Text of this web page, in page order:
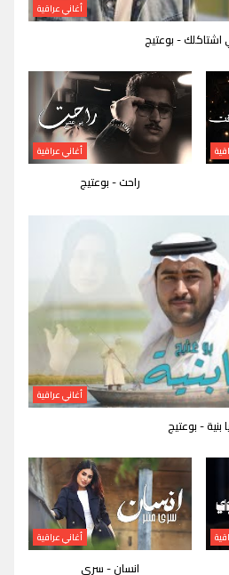
أغاني عراقية
اشتاكلك - بوعتيج
أغاني عراقية
راحت - بوعتيج
أغاني عراقية
بنية - بوعتيج
أغاني عراقية
انسان - سرى